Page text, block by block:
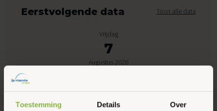
Toestemming Details Over
Eerstvolgende data Toon alle data
Vrijdag
7
Augustus 2026
08:30 - 10:05
Peppelensteeg 17, Ede